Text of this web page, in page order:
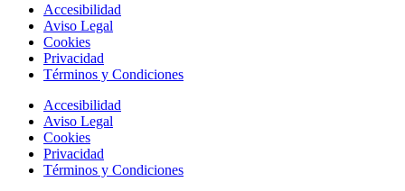
Accesibilidad
Aviso Legal
Cookies
Privacidad
Términos y Condiciones
Accesibilidad
Aviso Legal
Cookies
Privacidad
Términos y Condiciones